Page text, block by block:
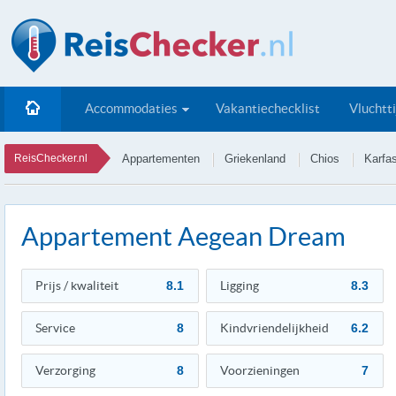
Accommodaties Vakantiechecklist
ReisChecker.nl Appartementen Griekenland Chios
Appartement Aegean Dream
Prijs / kwaliteit 8.1 Ligging 8.3
Service 8 Kindvriendelijkheid 6.2
Verzorging 8 Voorzieningen 7